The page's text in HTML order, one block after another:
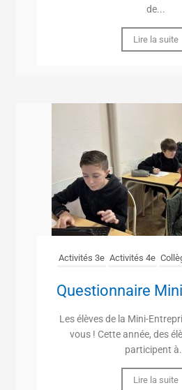
de...
Lire la suite
Activités 3e Activités 4e
Questionnaire
Les élèves de la Mini-
vous ! Cette année, des
participent
Lire la suite